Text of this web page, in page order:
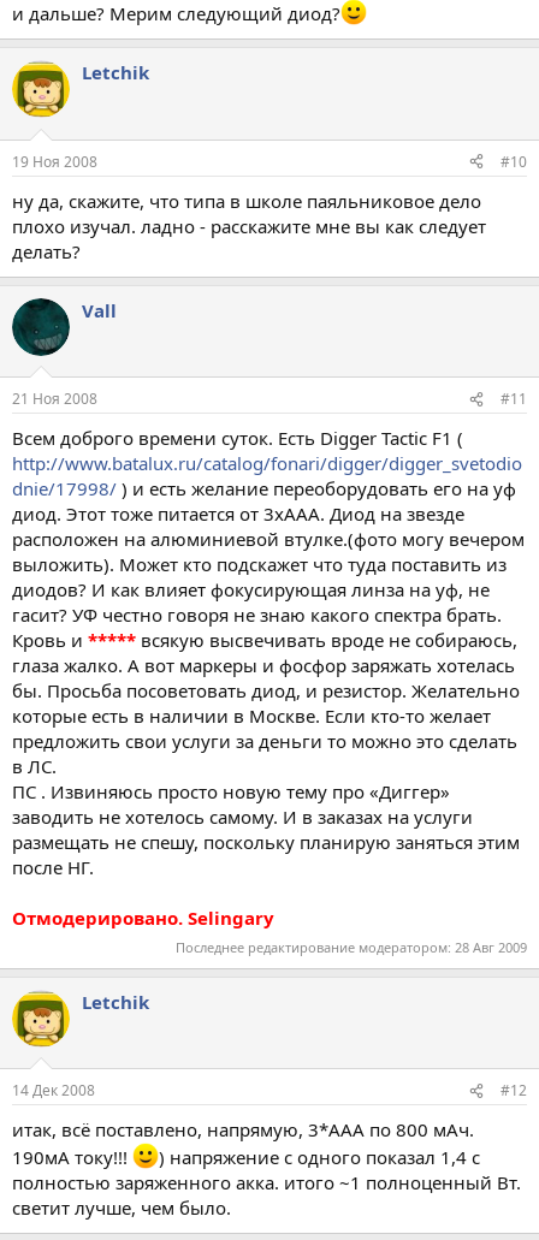
и дальше? Мерим следующий диод?
Letchik
19 Ноя 2008 #10
ну да, скажите, что типа в школе паяльниковое дело
плохо изучал. ладно - расскажите мне вы как следует
делать?
Vall
21 Ноя 2008 #11
Всем доброго времени суток. Есть Digger Tactic F1 (
http://www.batalux.ru/catalog/fonari/digger/digger_svetodio
dnie/17998/ ) и есть желание переоборудовать его на уф
диод. Этот тоже питается от 3хААА. Диод на звезде
расположен на алюминиевой втулке.(фото могу вечером
выложить). Может кто подскажет что туда поставить из
диодов? И как влияет фокусирующая линза на уф, не
гасит? УФ честно говоря не знаю какого спектра брать.
Кровь и ***** всякую высвечивать вроде не собираюсь,
глаза жалко. А вот маркеры и фосфор заряжать хотелась
бы. Просьба посоветовать диод, и резистор. Желательно
которые есть в наличии в Москве. Если кто-то желает
предложить свои услуги за деньги то можно это сделать
в ЛС.
ПС . Извиняюсь просто новую тему про «Диггер»
заводить не хотелось самому. И в заказах на услуги
размещать не спешу, поскольку планирую заняться этим
после НГ.
Отмодерировано. Selingary
Последнее редактирование модератором: 28 Авг 2009
Letchik
14 Дек 2008 #12
итак, всё поставлено, напрямую, 3*ААА по 800 мАч.
190мА току!!!
) напряжение с одного показал 1,4 с
полностью заряженного акка. итого ~1 полноценный Вт.
светит лучше, чем было.